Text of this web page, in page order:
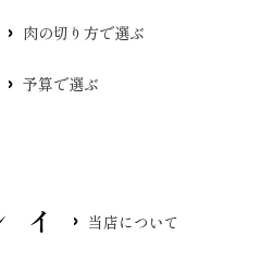
肉の切り方で選ぶ
予算で選ぶ
当店について